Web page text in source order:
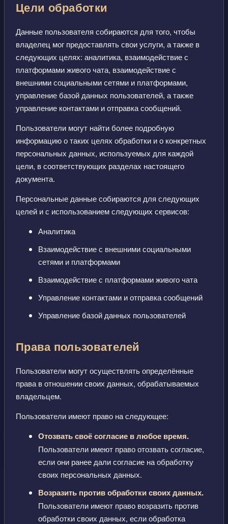
Цели обработки
Данные пользователя собираются для того, чтобы
владелец мог предоставлять свои услуги, а также в
следующих целях: аналитика, взаимодействие с
платформами живого чата, взаимодействие с
внешними социальными сетями и платформами,
управление базой данных пользователей, а также
управление контактами и отправка сообщений.
Пользователи могут найти более подробную
информацию о таких целях обработки и о конкретных
персональных данных, используемых для каждой
цели, в соответствующих разделах настоящего
документа.
Персональные данные собираются для следующих
целей и с использованием следующих сервисов:
Аналитика
Взаимодействие с внешними социальными
сетями и платформами
Взаимодействие с платформами живого чата
Управление контактами и отправка сообщений
Управление базой данных пользователей
Права пользователей
Пользователи могут осуществлять определённые
права в отношении своих данных, обрабатываемых
владельцем.
Пользователи имеют право на следующее:
Отозвать своё согласие в любое время.
Пользователи имеют право отозвать согласие,
если они ранее дали согласие на обработку
своих персональных данных.
Возразить против обработки своих данных.
Пользователи имеют право возразить против
обработки своих данных, если обработка